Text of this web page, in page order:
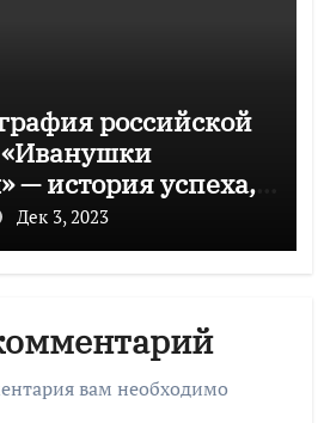
российской
— история успеха,
участников
Дек 3, 2023
вам необходимо